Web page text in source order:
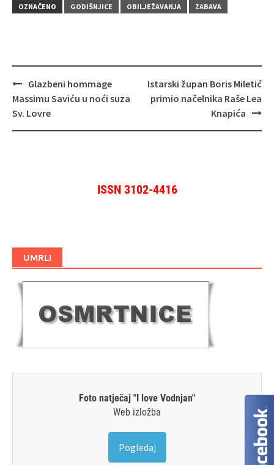
OZNAČENO
GODIŠNJICE OBILJEŽAVANJA ZABAVA
Navigacija
objava
Glazbeni hommage
Massimu Saviću u noći suza
Sv. Lovre
Istarski župan Boris Miletić
primio načelnika Raše Lea
Knapića
ISSN 3102-4416
UMRLI
Foto natječaj "I love Vodnjan"
Web izložba
Pogledaj